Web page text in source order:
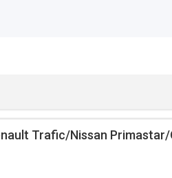
Trafic/Nissan